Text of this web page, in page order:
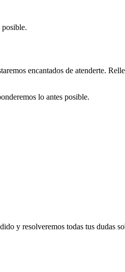
posible.
encantados de atenderte.
lo antes posible.
y resolveremos todas tus dudas